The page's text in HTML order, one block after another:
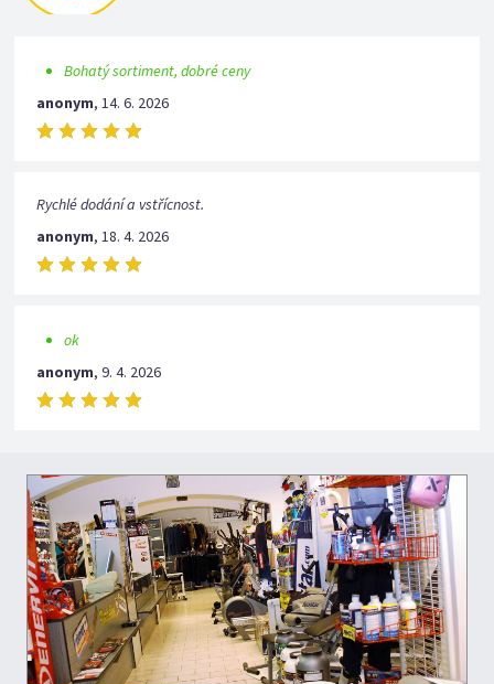
Bohatý sortiment, dobré ceny
anonym,14. 6. 2026
Rychlé dodání a vstřícnost.
anonym,18. 4. 2026
ok
anonym,9. 4. 2026